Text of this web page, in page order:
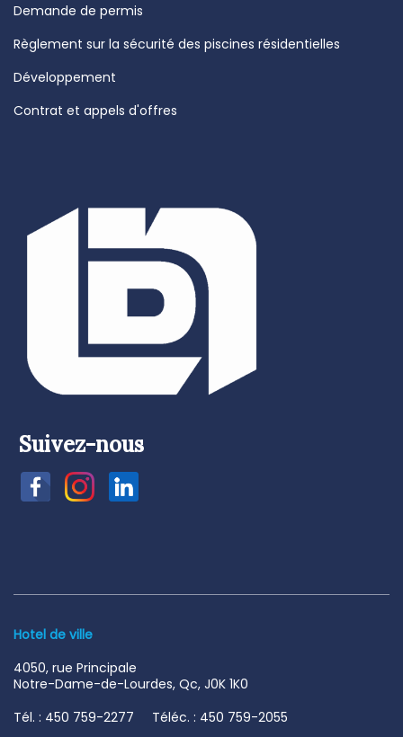
Demande de permis
Règlement sur la sécurité des piscines résidentielles
Développement
Contrat et appels d'offres
Suivez-nous
Hotel de ville
4050, rue Principale
Notre-Dame-de-Lourdes, Qc, J0K 1K0
Tél. : 450 759-2277 Téléc. : 450 759-2055